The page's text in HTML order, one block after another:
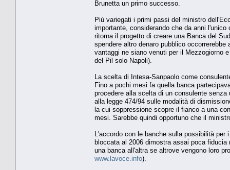
Brunetta un primo successo.
Più variegati i primi passi del ministro
importante, considerando che da anni
ritorna il progetto di creare una Banca del
spendere altro denaro pubblico
vantaggi ne siano venuti per il Mezzogiorno
del Pil solo Napoli).
La scelta di Intesa-Sanpaolo come
Fino a pochi mesi fa quella banca
procedere alla scelta di un consulente
alla legge 474/94 sulle modalità di
la cui soppressione scopre il fianco a una
mesi. Sarebbe quindi opportuno che il
L'accordo con le banche sulla possibilità
bloccata al 2006 dimostra assai poca
una banca all'altra se altrove vengono loro
www.lavoce.info).